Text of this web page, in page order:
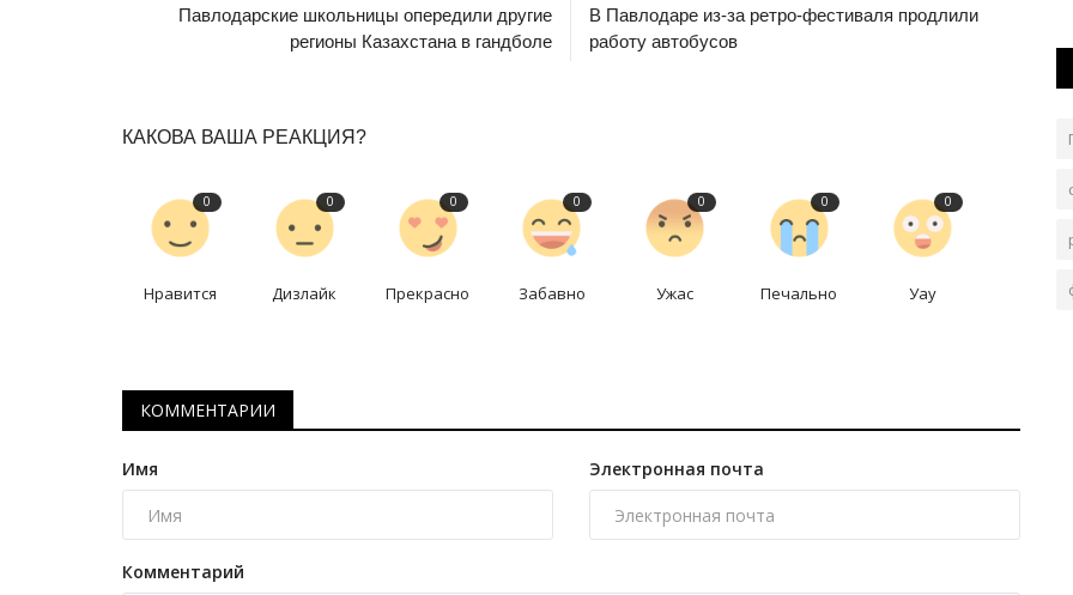
Павлодарские школьницы опередили другие
регионы Казахстана в гандболе
В Павлодаре из-за ретро-фестиваля продлили
работу автобусов
КАКОВА ВАША РЕАКЦИЯ?
0
Нравится
0
Дизлайк
0
Прекрасно
0
Забавно
0
Ужас
0
Печально
0
Уау
КОММЕНТАРИИ
Имя Электронная почта
Комментарий